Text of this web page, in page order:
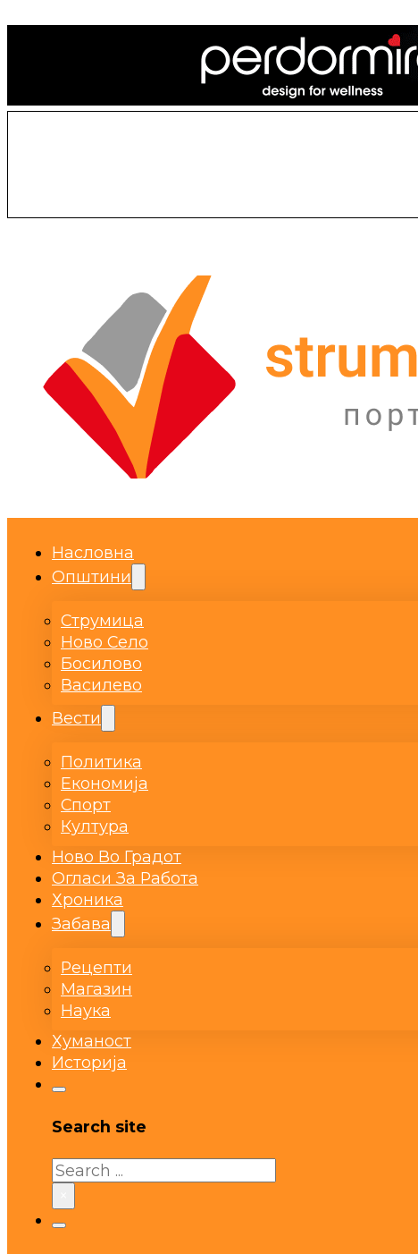
Насловна
Општини
Струмица
Ново Село
Босилово
Василево
Вести
Политика
Економија
Спорт
Култура
Ново Во Градот
Огласи За Работа
Хроника
Забава
Рецепти
Магазин
Наука
Хуманост
Историја
Search site
Search